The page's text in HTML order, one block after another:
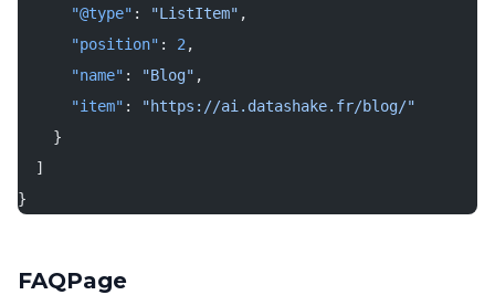
      "@type"
: "ListItem" ,
      "position"
: 2 ,
      "name"
: "Blog" ,
      "item"
:
"https://ai.datashake.fr/blog/"
    }
  ]
}
FAQPage